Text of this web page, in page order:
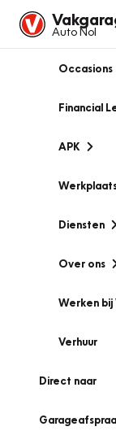
Auto Nol
Occasions
Financial
APK
Diensten
Over ons
Werken bij
Verhuur
Direct naar